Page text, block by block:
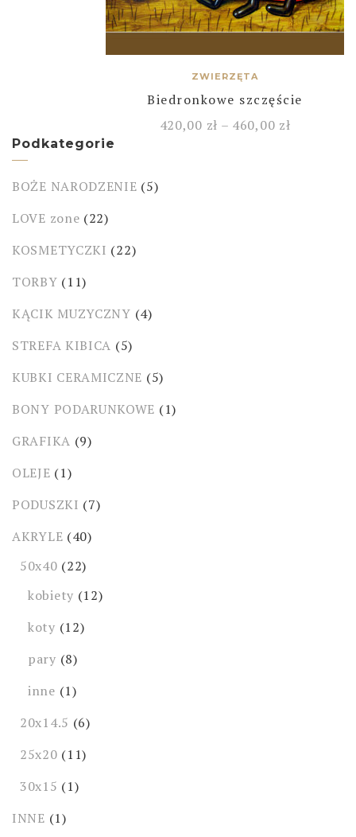
ZWIERZĘTA
Biedronkowe szczęście
420,00 zł – 460,00 zł
Podkategorie
BOŻE NARODZENIE (5)
LOVE zone (22)
KOSMETYCZKI (22)
TORBY (11)
KĄCIK MUZYCZNY (4)
STREFA KIBICA (5)
KUBKI CERAMICZNE (5)
BONY PODARUNKOWE (1)
GRAFIKA (9)
OLEJE (1)
PODUSZKI (7)
AKRYLE (40)
50x40 (22)
kobiety (12)
koty (12)
pary (8)
inne (1)
20x14.5 (6)
25x20 (11)
30x15 (1)
INNE (1)